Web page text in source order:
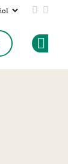
Add us